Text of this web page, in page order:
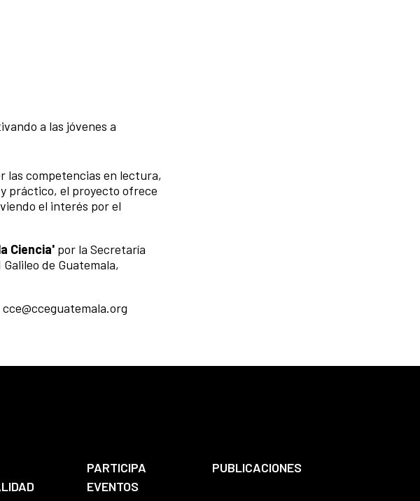
a las jóvenes a
las competencias en lectura,
práctico, el proyecto ofrece
el interés por el
Ciencia' por la Secretaría
de Guatemala,
PARTICIPA
PUBLICACIONES
EVENTOS